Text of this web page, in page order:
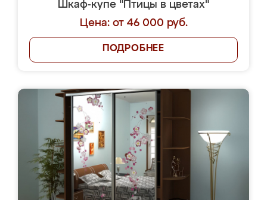
Шкаф-купе "Птицы в цветах"
Цена: от 46 000 руб.
ПОДРОБНЕЕ